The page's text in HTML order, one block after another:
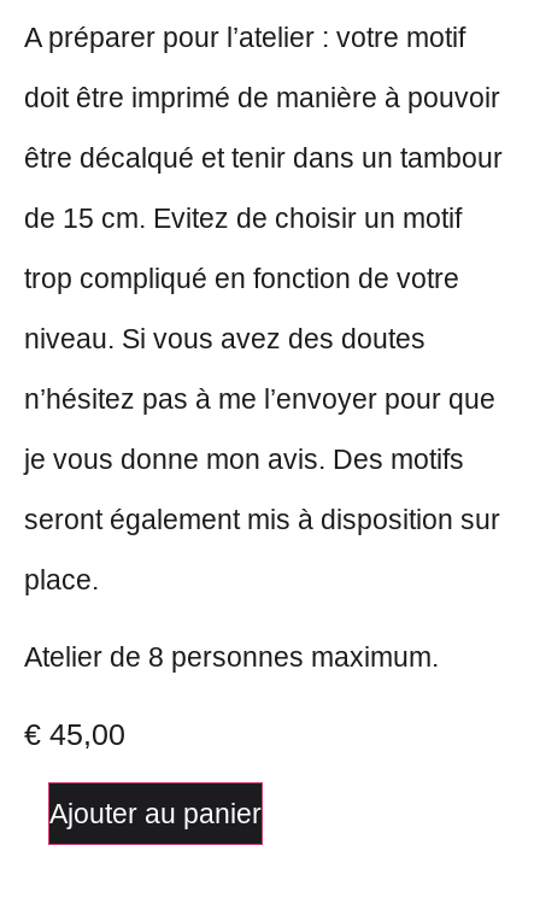
A préparer pour l’atelier : votre motif
doit être imprimé de manière à pouvoir
être décalqué et tenir dans un tambour
de 15 cm. Evitez de choisir un motif
trop compliqué en fonction de votre
niveau. Si vous avez des doutes
n’hésitez pas à me l’envoyer pour que
je vous donne mon avis. Des motifs
seront également mis à disposition sur
place.
Atelier de 8 personnes maximum.
€ 45,00
Ajouter au panier